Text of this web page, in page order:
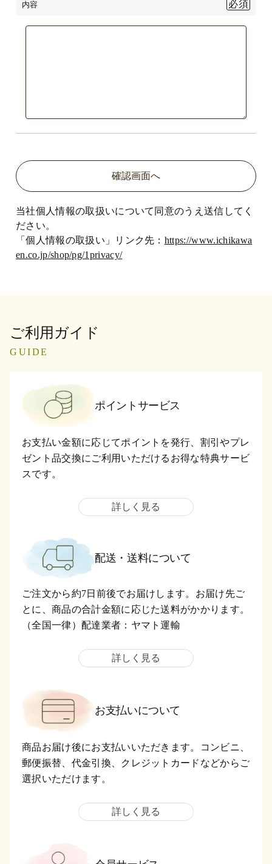
内容
当社個人情報の取扱いについて同意のうえ送信してく
ださい。
「個人情報の取扱い」リンク先： https://www.ichikawa
en.co.jp/shop/pg/1privacy/
ご利用ガイド
GUIDE
ポイントサービス
お支払い金額に応じてポイントを発行、割引やプレ
ゼント品交換にご利用いただけるお得な特典サービ
スです。
詳しく見る
配送・送料について
ご注文から約7日前後でお届けします。お届け先ご
とに、商品の合計金額に応じた送料がかかります。
（全国一律）配達業者：ヤマト運輸
詳しく見る
お支払いについて
商品お届け後にお支払いいただきます。コンビニ、
郵便振替、代金引換、クレジットカードなどからご
選択いただけます。
詳しく見る